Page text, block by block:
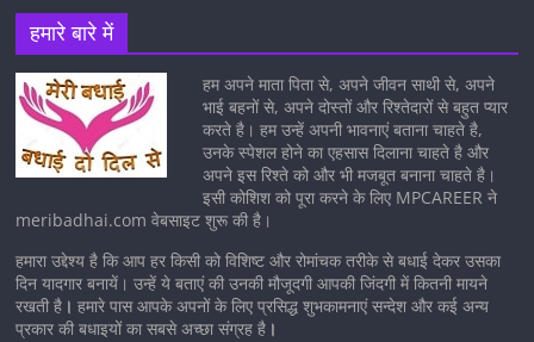
हमारे बारे में
हम अपने माता पिता से, अपने जीवन साथी से, अपने
भाई बहनों से, अपने दोस्तों और रिश्तेदारों से बहुत प्यार
करते है। हम उन्हें अपनी भावनाएं बताना चाहते है,
उनके स्पेशल होने का एहसास दिलाना चाहते है और
अपने इस रिश्ते को और भी मजबूत बनाना चाहते है।
इसी कोशिश को पूरा करने के लिए MPCAREER ने
meribadhai.com वेबसाइट शुरू की है।
हमारा उद्देश्य है कि आप हर किसी को विशिष्ट और रोमांचक तरीके से बधाई देकर उसका
दिन यादगार बनायें। उन्हें ये बताएं की उनकी मौजूदगी आपकी जिंदगी में कितनी मायने
रखती है । हमारे पास आपके अपनों के लिए प्रसिद्ध शुभकामनाएं सन्देश और कई अन्य
प्रकार की बधाइयों का सबसे अच्छा संग्रह है ।